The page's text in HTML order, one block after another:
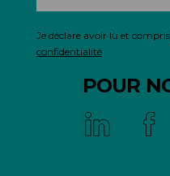
Je déclare avoir lu et compris
confidentialité
POUR